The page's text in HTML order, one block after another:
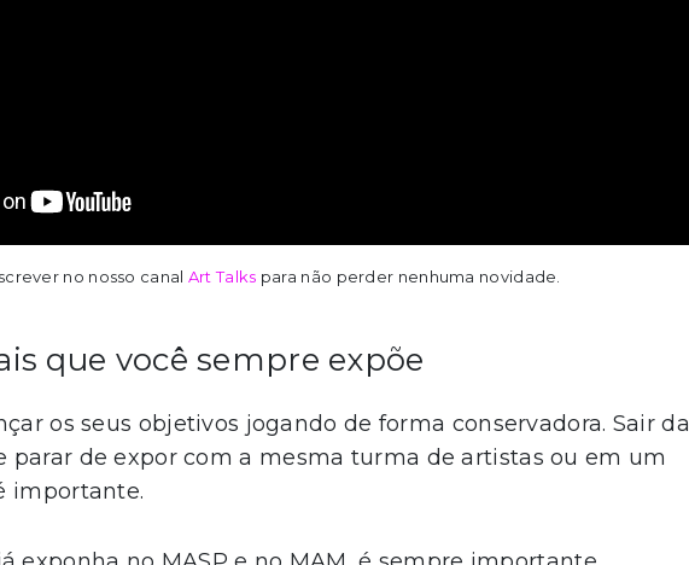
no nosso canal Art Talks para não perder nenhuma novidade.
que você sempre expõe
os seus objetivos jogando de forma conservadora. Sair da
parar de expor com a mesma turma de artistas ou em um
importante.